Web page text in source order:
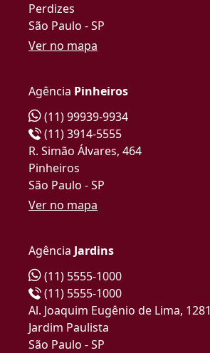
Perdizes
São Paulo - SP
Ver no mapa
Agência Pinheiros
(11) 99939-9934
(11) 3914-5555
R. Simão Álvares, 464
Pinheiros
São Paulo - SP
Ver no mapa
Agência Jardins
(11) 5555-1000
(11) 5555-1000
Al. Joaquim Eugênio de Lima, 1281
Jardim Paulista
São Paulo - SP